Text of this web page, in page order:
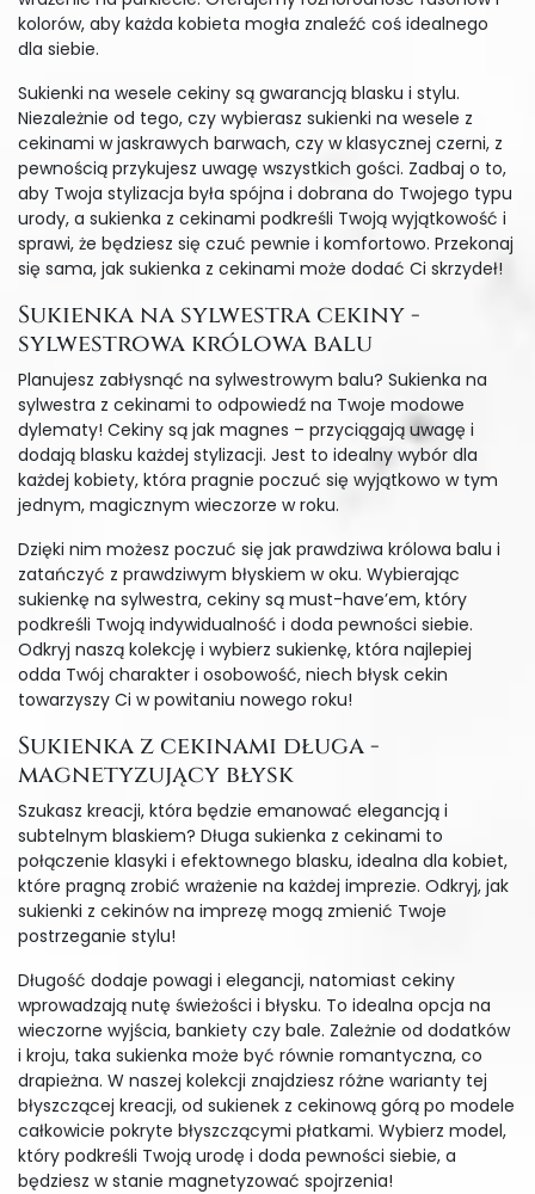
kolorów, aby każda kobieta mogła znaleźć coś idealnego
dla siebie.
Sukienki na wesele cekiny są gwarancją blasku i stylu.
Niezależnie od tego, czy wybierasz sukienki na wesele z
cekinami w jaskrawych barwach, czy w klasycznej czerni, z
pewnością przykujesz uwagę wszystkich gości. Zadbaj o to,
aby Twoja stylizacja była spójna i dobrana do Twojego typu
urody, a sukienka z cekinami podkreśli Twoją wyjątkowość i
sprawi, że będziesz się czuć pewnie i komfortowo. Przekonaj
się sama, jak sukienka z cekinami może dodać Ci skrzydeł!
Sukienka na sylwestra cekiny -
sylwestrowa królowa balu
Planujesz zabłysnąć na sylwestrowym balu? Sukienka na
sylwestra z cekinami to odpowiedź na Twoje modowe
dylematy! Cekiny są jak magnes – przyciągają uwagę i
dodają blasku każdej stylizacji. Jest to idealny wybór dla
każdej kobiety, która pragnie poczuć się wyjątkowo w tym
jednym, magicznym wieczorze w roku.
Dzięki nim możesz poczuć się jak prawdziwa królowa balu i
zatańczyć z prawdziwym błyskiem w oku. Wybierając
sukienkę na sylwestra, cekiny są must-have’em, który
podkreśli Twoją indywidualność i doda pewności siebie.
Odkryj naszą kolekcję i wybierz sukienkę, która najlepiej
odda Twój charakter i osobowość, niech błysk cekin
towarzyszy Ci w powitaniu nowego roku!
Sukienka z cekinami długa -
magnetyzujący błysk
Szukasz kreacji, która będzie emanować elegancją i
subtelnym blaskiem? Długa sukienka z cekinami to
połączenie klasyki i efektownego blasku, idealna dla kobiet,
które pragną zrobić wrażenie na każdej imprezie. Odkryj, jak
sukienki z cekinów na imprezę mogą zmienić Twoje
postrzeganie stylu!
Długość dodaje powagi i elegancji, natomiast cekiny
wprowadzają nutę świeżości i błysku. To idealna opcja na
wieczorne wyjścia, bankiety czy bale. Zależnie od dodatków
i kroju, taka sukienka może być równie romantyczna, co
drapieżna. W naszej kolekcji znajdziesz różne warianty tej
błyszczącej kreacji, od sukienek z cekinową górą po modele
całkowicie pokryte błyszczącymi płatkami. Wybierz model,
który podkreśli Twoją urodę i doda pewności siebie, a
będziesz w stanie magnetyzować spojrzenia!